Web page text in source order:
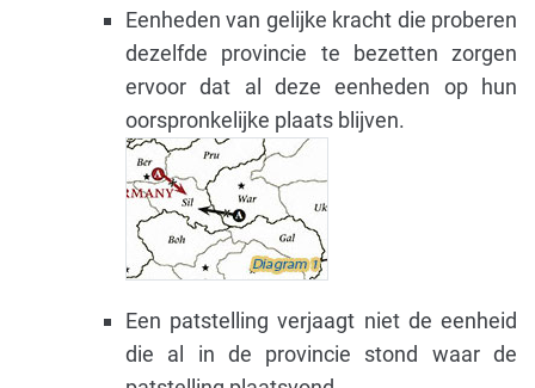
Eenheden van gelijke kracht die proberen
dezelfde provincie te bezetten zorgen
ervoor dat al deze eenheden op hun
oorspronkelijke plaats blijven.
Een patstelling verjaagt niet de eenheid
die al in de provincie stond waar de